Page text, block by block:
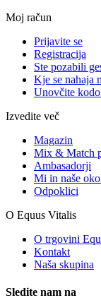
Moj račun
Prijavite se
Registracija
Ste pozabili
Kje se nahaja
Unovčite
Izvedite več
Magazin
Mix & Match
Ambasadorji
Mi in naše
Odpoklici
O Equus Vitalis
O trgovini
Kontakt
Naša skupina
Sledite nam na